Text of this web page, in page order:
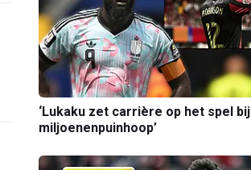
‘Lukaku zet carrière op het spel bij
miljoenenpuinhoop’